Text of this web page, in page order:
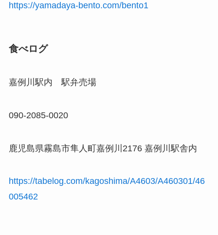
https://yamadaya-bento.com/bento1
食べログ
嘉例川駅内 駅弁売場
090-2085-0020
鹿児島県霧島市隼人町嘉例川2176 嘉例川駅舎内
https://tabelog.com/kagoshima/A4603/A460301/46
005462